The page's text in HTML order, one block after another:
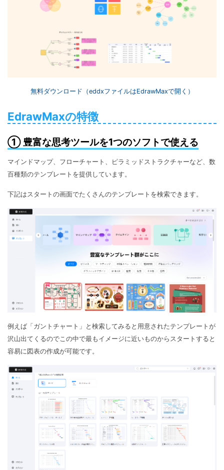
無料ダウンロード（eddxファイルはEdrawMaxで開く）
EdrawMaxの特徴
① 豊富な思考ツールを1つのソフトで使える
マインドマップ、フローチャート、ピラミッドストラクチャーなど、数
百種類のテンプレートを提供しています。
下記はスタートの画面でたくさんのテンプレートを検索できます。
例えば「ガントチャート」と検索してみると用意されたテンプレートが
沢山出てくるのでこの中で最もイメージに近いものからスタートすると
容易に図表の作成が可能です。